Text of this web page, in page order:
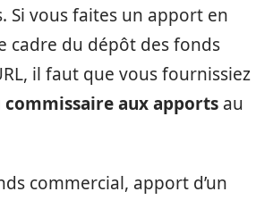
Si vous faites un apport en
cadre du dépôt des fonds
il faut que vous fournissiez
aux apports au
commercial, apport d’un